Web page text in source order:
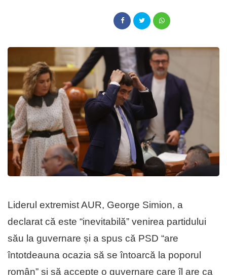
Liderul extremist AUR, George Simion, a
declarat că este “inevitabilă” venirea partidului
său la guvernare și a spus că PSD “are
întotdeauna ocazia să se întoarcă la poporul
român” și să accepte o guvernare care îl are ca